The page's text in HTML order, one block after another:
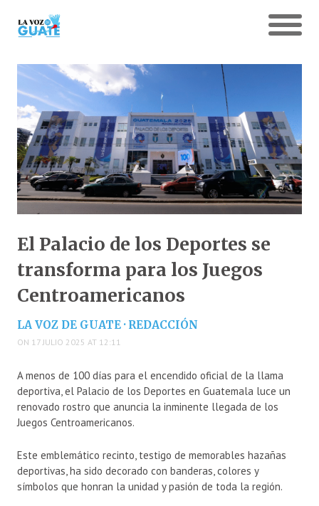
El Palacio de los Deportes se
transforma para los Juegos
Centroamericanos
LA VOZ DE GUATE · REDACCIÓN
ON 17 JULIO 2025 AT 12:11
A menos de 100 días para el encendido oficial de la llama
deportiva, el Palacio de los Deportes en Guatemala luce un
renovado rostro que anuncia la inminente llegada de los
Juegos Centroamericanos.
Este emblemático recinto, testigo de memorables hazañas
deportivas, ha sido decorado con banderas, colores y
símbolos que honran la unidad y pasión de toda la región.